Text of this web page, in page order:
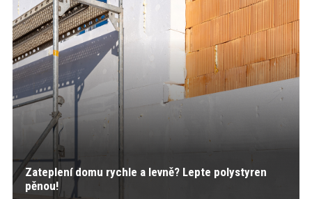
Zateplení domu rychle a levně? Lepte polystyren
pěnou!